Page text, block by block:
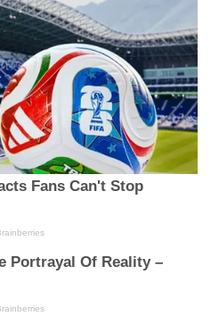
Fans Can't Stop
Portrayal Of Reality –